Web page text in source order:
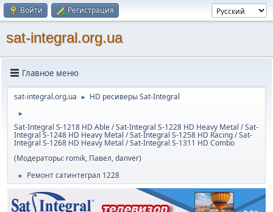
Войти Регистрация
sat-integral.org.ua
Главное меню
sat-integral.org.ua ► HD ресиверы Sat-Integral
►
Sat-Integral S-1218 HD Able / Sat-Integral S-1228 HD Heavy Metal / Sat-
Integral S-1248 HD Heavy Metal / Sat-Integral S-1258 HD Racing / Sat-
Integral S-1268 HD Heavy Metal / Sat-Integral S-1311 HD Combo
(Модераторы: romik, Павел,danver)
► Ремонт сатинтеграл 1228